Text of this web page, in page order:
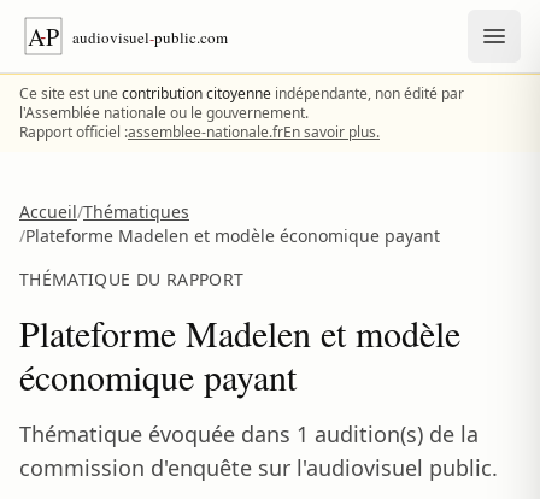
Aller au contenu
Ce site est unecontribution citoyenne indépendante, non édité par
l'Assemblée nationale ou le gouvernement.
Rapport officiel :assemblee-nationale.frEn savoir plus.
Accueil/Thématiques
/Plateforme Madelen et modèle économique payant
THÉMATIQUE DU RAPPORT
Plateforme Madelen et modèle
économique payant
Thématique évoquée dans 1 audition(s) de la
commission d'enquête sur l'audiovisuel public.